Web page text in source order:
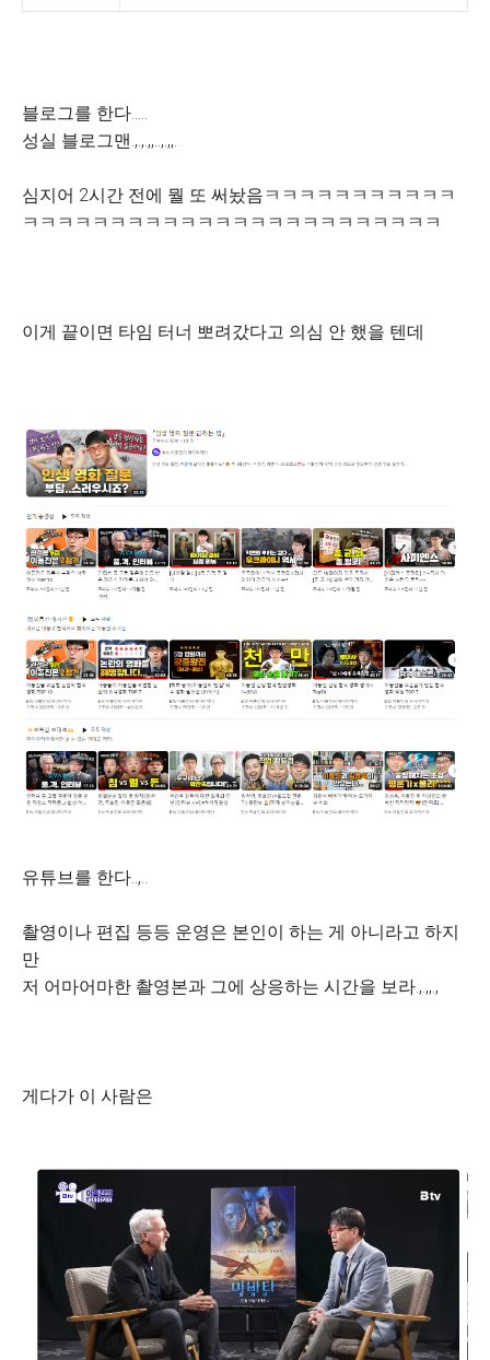
블로그를 한다.....
성실 블로그맨.,.,.,,..,.,,.
심지어 2시간 전에 뭘 또 써놨음ㅋㅋㅋㅋㅋㅋㅋㅋㅋㅋㅋ
ㅋㅋㅋㅋㅋㅋㅋㅋㅋㅋㅋㅋㅋㅋㅋㅋㅋㅋㅋㅋㅋㅋㅋㅋ
이게 끝이면 타임 터너 뽀려갔다고 의심 안 했을 텐데
유튜브를 한다..,..
촬영이나 편집 등등 운영은 본인이 하는 게 아니라고 하지
만
저 어마어마한 촬영본과 그에 상응하는 시간을 보라.,.,,.,
게다가 이 사람은